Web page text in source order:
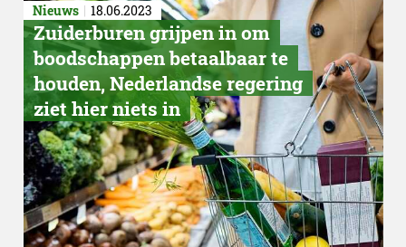
Nieuws 18.06.2023
Zuiderburen grijpen in om
boodschappen betaalbaar te
houden, Nederlandse regering
ziet hier niets in